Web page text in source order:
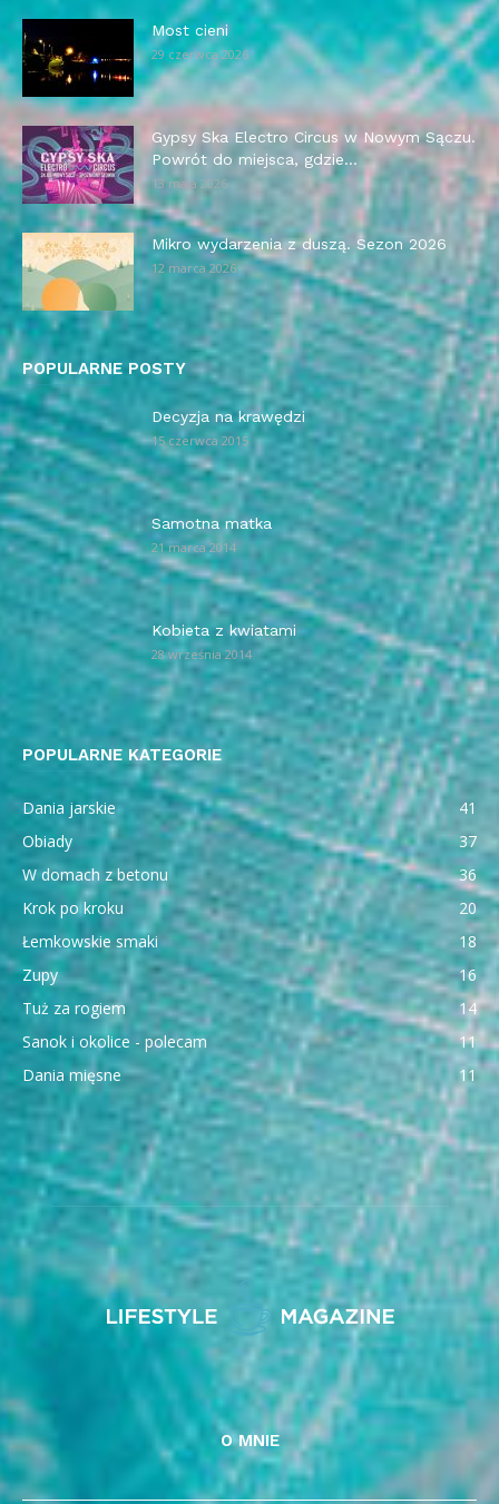
Most cieni
29 czerwca 2026
Gypsy Ska Electro Circus w Nowym Sączu.
Powrót do miejsca, gdzie...
13 maja 2026
Mikro wydarzenia z duszą. Sezon 2026
12 marca 2026
POPULARNE POSTY
Decyzja na krawędzi
15 czerwca 2015
Samotna matka
21 marca 2014
Kobieta z kwiatami
28 września 2014
POPULARNE KATEGORIE
Dania jarskie
41
Obiady
37
W domach z betonu
36
Krok po kroku
20
Łemkowskie smaki
18
Zupy
16
Tuż za rogiem
14
Sanok i okolice - polecam
11
Dania mięsne
11
O MNIE